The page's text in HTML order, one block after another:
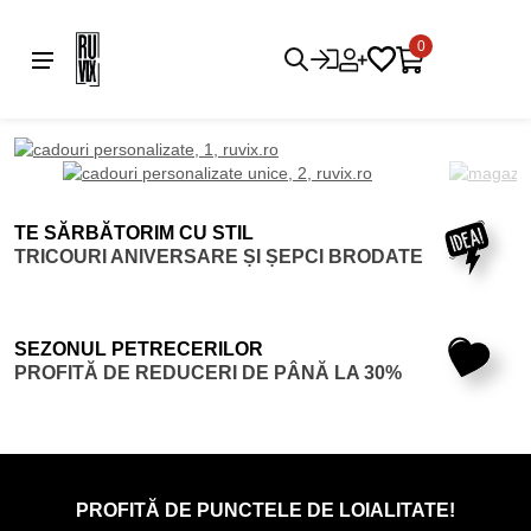
0
TE SĂRBĂTORIM CU STIL
TRICOURI ANIVERSARE ȘI ȘEPCI BRODATE
TRICOURI ZI DE NAȘTERE
SEZONUL PETRECERILOR
PROFITĂ DE REDUCERI DE PÂNĂ LA 30%
PROFITĂ DE PUNCTELE DE LOIALITATE!